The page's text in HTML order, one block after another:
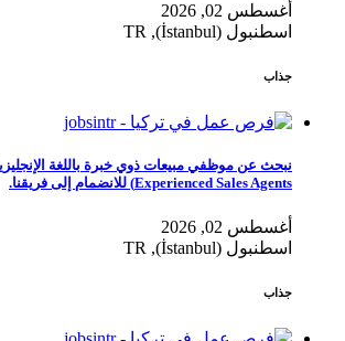
أغسطس 02, 2026
اسطنبول (İstanbul), TR
جذاب
Experienced Sales Agents) للانضمام إلى فريقنا.
أغسطس 02, 2026
اسطنبول (İstanbul), TR
جذاب